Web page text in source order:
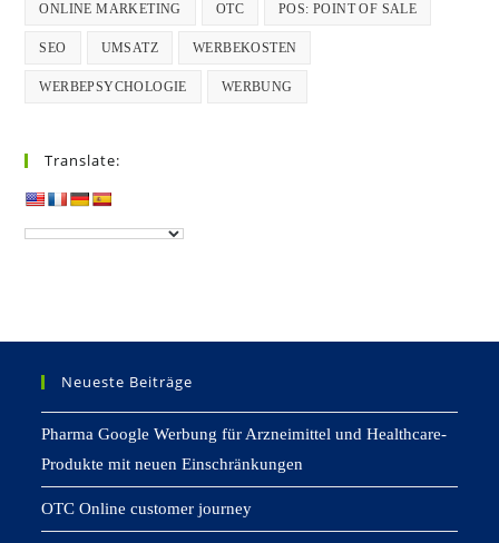
ONLINE MARKETING OTC POS: POINT OF SALE
SEO UMSATZ WERBEKOSTEN
WERBEPSYCHOLOGIE WERBUNG
Translate:
Neueste Beiträge
Pharma Google Werbung für Arzneimittel und Healthcare-
Produkte mit neuen Einschränkungen
OTC Online customer journey